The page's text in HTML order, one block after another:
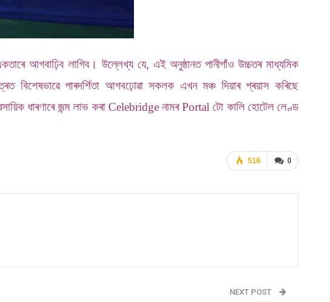
আগবাঢ়িব লাগিব। উল্লেখ্য যে, এই অনুষ্ঠানত পানীগাঁও উচ্চতৰ মাধ্যমিক
বিশেষভাৱে পাৰদৰ্শিতা আগবঢ়োৱা সকলক এখন মঞ্চ দিয়াৰ প্ৰয়াস কৰিছে
ধাৰণাৰে জন্ম লাভ কৰা Celebridge নামৰ Portal টো কালি হোটেল লেণ্ড
0
516
NEXT POST